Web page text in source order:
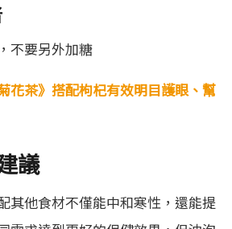
不要另外加糖
花茶》搭配枸杞有效明目護眼、幫
議
其他食材不僅能中和寒性，還能提